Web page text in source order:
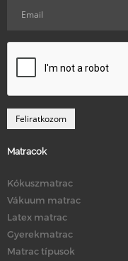
Matracok
Kókuszmatrac
Vákuum matrac
Latex matrac
Gyerekmatrac
Matrac típusok